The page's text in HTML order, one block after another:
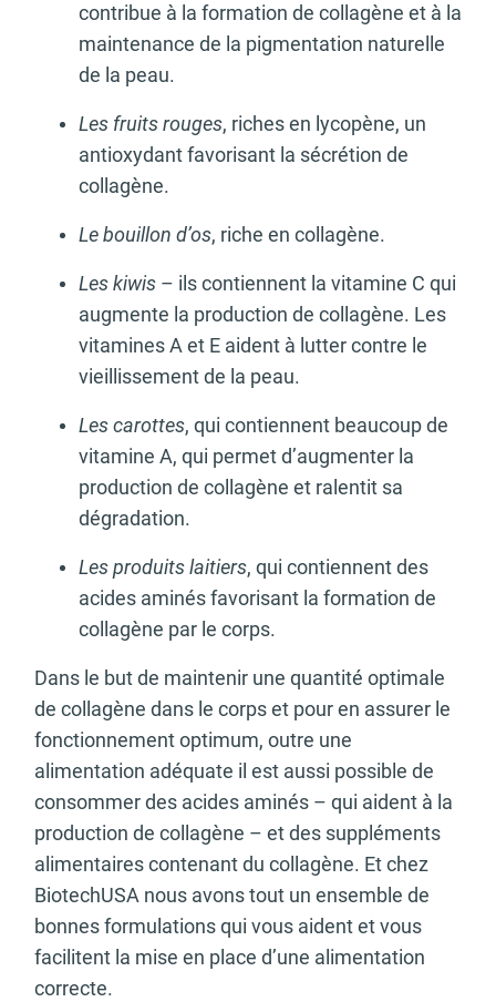
contribue à la formation de collagène et à la
maintenance de la pigmentation naturelle
de la peau.
Les fruits rouges, riches en lycopène, un
antioxydant favorisant la sécrétion de
collagène.
Le bouillon d’os, riche en collagène.
Les kiwis – ils contiennent la vitamine C qui
augmente la production de collagène. Les
vitamines A et E aident à lutter contre le
vieillissement de la peau.
Les carottes, qui contiennent beaucoup de
vitamine A, qui permet d’augmenter la
production de collagène et ralentit sa
dégradation.
Les produits laitiers, qui contiennent des
acides aminés favorisant la formation de
collagène par le corps.
Dans le but de maintenir une quantité optimale
de collagène dans le corps et pour en assurer le
fonctionnement optimum, outre une
alimentation adéquate il est aussi possible de
consommer des acides aminés – qui aident à la
production de collagène – et des suppléments
alimentaires contenant du collagène. Et chez
BiotechUSA nous avons tout un ensemble de
bonnes formulations qui vous aident et vous
facilitent la mise en place d’une alimentation
correcte.